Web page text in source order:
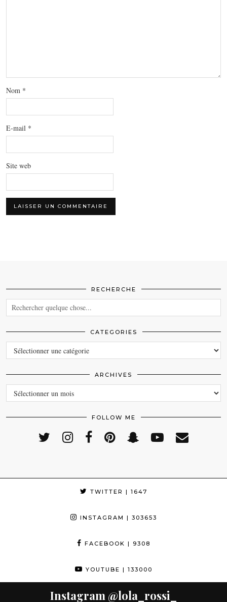
Nom *
E-mail *
Site web
RECHERCHE
CATEGORIES
CATEGORIES
ARCHIVES
ARCHIVES
FOLLOW ME
TWITTER | 1647
INSTAGRAM | 303653
FACEBOOK | 9308
YOUTUBE | 133000
Instagram @lola_rossi_